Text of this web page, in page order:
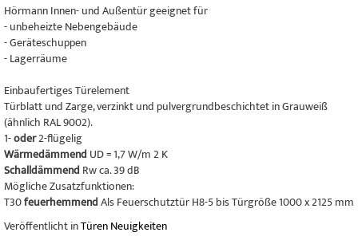
Hörmann Innen- und Außentür geeignet für
- unbeheizte Nebengebäude
- Geräteschuppen
- Lagerräume
Einbaufertiges Türelement
Türblatt und Zarge, verzinkt und pulvergrundbeschichtet in Grauweiß
(ähnlich RAL 9002).
1-oder2-flügelig
Wärmedämmend UD = 1,7 W/m 2 K
Schalldämmend Rw ca. 39 dB
Mögliche Zusatzfunktionen:
T30feuerhemmendAls Feuerschutztür H8-5 bis Türgröße 1000 x 2125 mm
Veröffentlicht inTüren Neuigkeiten